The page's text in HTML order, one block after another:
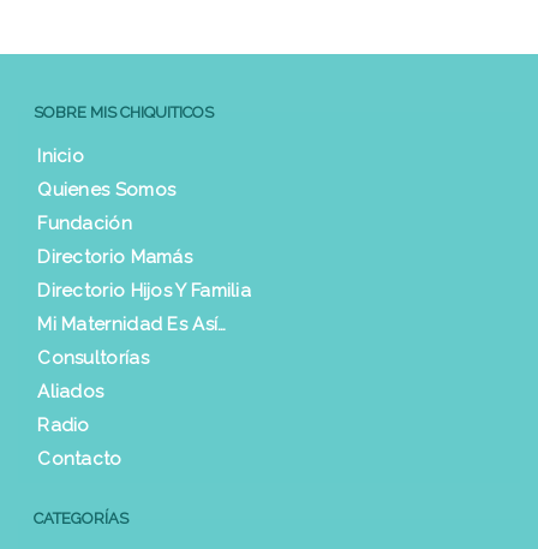
SOBRE MIS CHIQUITICOS
Inicio
Quienes Somos
Fundación
Directorio Mamás
Directorio Hijos Y Familia
Mi Maternidad Es Así…
Consultorías
Aliados
Radio
Contacto
CATEGORÍAS